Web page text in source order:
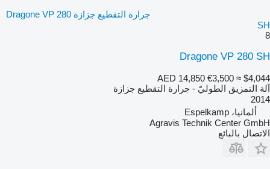
جرارة التقطيع جزازة Dragone VP 280
SH
8
Dragone VP 280 SH
AED 14,850 €3,500 ≈ $4,044
آلة التمزيق الطوليّ - جرارة التقطيع جزازة
2014
ألمانيا، Espelkamp
Agravis Technik Center GmbH
الاتصال بالبائع